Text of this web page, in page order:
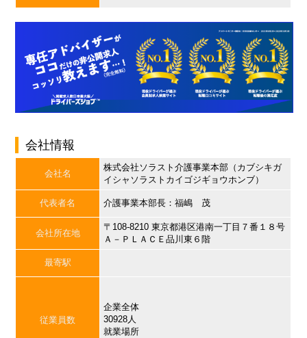
会社情報
会社名
株式会社ソラスト介護事業本部（カブシキガ
イシャソラストカイゴジギョウホンブ）
代表者名 介護事業本部長：福嶋 茂
会社所在地
〒108-8210 東京都港区港南一丁目７番１８号
Ａ－ＰＬＡＣＥ品川東６階
最寄駅
従業員数
企業全体
30928人
就業場所